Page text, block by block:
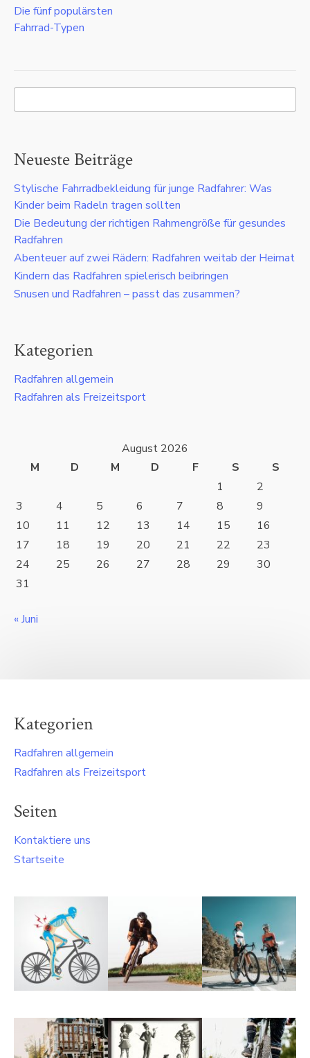
Beitragsnavigation
Die fünf populärsten
Fahrrad-Typen
Neueste Beiträge
Stylische Fahrradbekleidung für junge Radfahrer: Was
Kinder beim Radeln tragen sollten
Die Bedeutung der richtigen Rahmengröße für gesundes
Radfahren
Abenteuer auf zwei Rädern: Radfahren weitab der Heimat
Kindern das Radfahren spielerisch beibringen
Snusen und Radfahren – passt das zusammen?
Kategorien
Radfahren allgemein
Radfahren als Freizeitsport
August 2026
M
D M D F S
S
1
2
3
4 5 6 7 8
9
10
11 12 13 14 15
16
17
18 19 20 21 22
23
24
25 26 27 28 29
30
31
« Juni
Kategorien
Radfahren allgemein
Radfahren als Freizeitsport
Seiten
Kontaktiere uns
Startseite